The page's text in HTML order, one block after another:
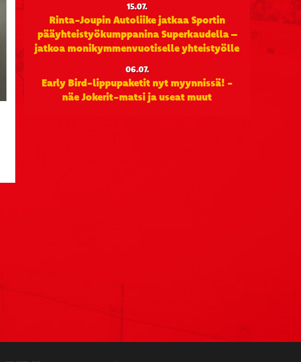
15.07.
Rinta-Joupin Autoliike jatkaa Sportin
pääyhteistyökumppanina Superkaudella –
jatkoa monikymmenvuotiselle yhteistyölle
06.07.
Early Bird-lippupaketit nyt myynnissä! -
näe Jokerit-matsi ja useat muut